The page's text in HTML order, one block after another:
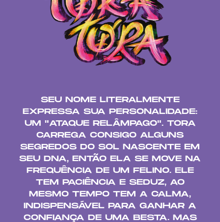
SEU NOME LITERALMENTE
EXPRESSA SUA PERSONALIDADE:
UM "ATAQUE RELÂMPAGO". TORA
CARREGA CONSIGO ALGUNS
SEGREDOS DO SOL NASCENTE EM
SEU DNA, ENTÃO ELA SE MOVE NA
FREQUÊNCIA DE UM FELINO. ELE
TEM PACIÊNCIA E SEDUZ, AO
MESMO TEMPO TEM A CALMA,
INDISPENSÁVEL PARA GANHAR A
CONFIANÇA DE UMA BESTA. MAS